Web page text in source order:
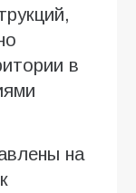
в
на